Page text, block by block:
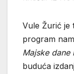
Vule Žurić je
program
Majske dane
buduća